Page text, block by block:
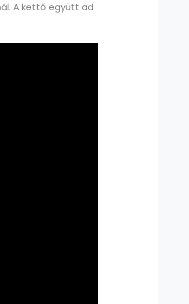
A kettő együtt ad